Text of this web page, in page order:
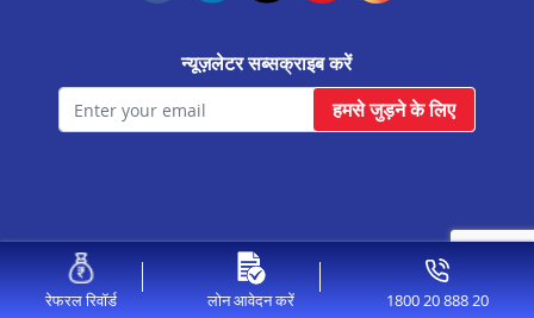
मालपुरा मे प्रॉपर्टी पर लोन
बगरू मे प्रॉपर्टी पर लोन
कोलायत मे प्रॉपर्टी पर लोन
जयपुर राजा पार्क मे प्रॉपर्टी पर लोन
रेफरल रिवॉर्ड लोन आवेदन करें 1800 20 888 20
न्यूज़लेटर सब्सक्राइब करें
हमसे जुड़ने के लिए
© 2026 Aavas Financiers Ltd, All Rights Reserved.